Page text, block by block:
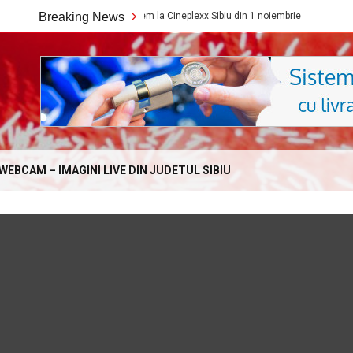
Breaking News
Ce filme noi vedem la Cineplexx Sibiu din 1 noiembrie Fondul
– IMAGINI LIVE DIN JUDETUL SIBIU